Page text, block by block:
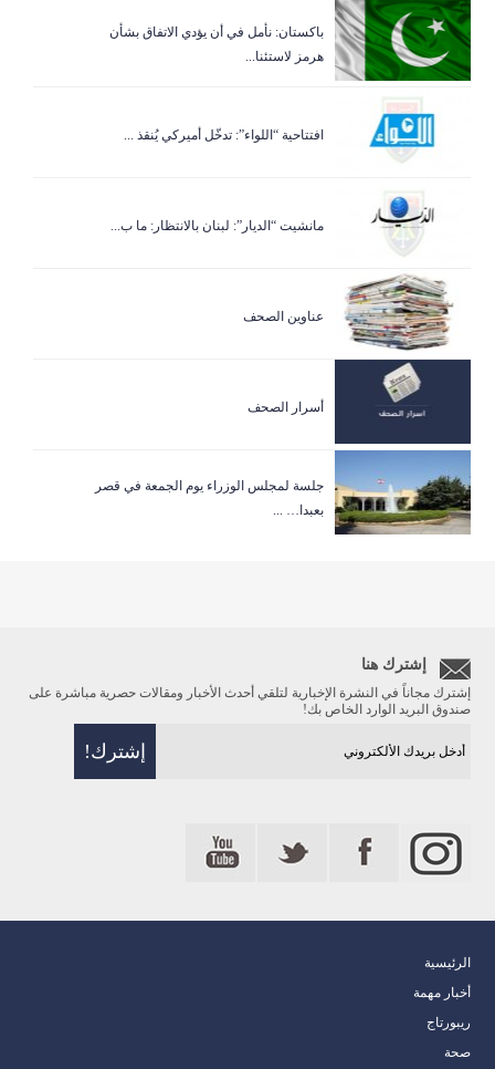
باكستان: نأمل في أن يؤدي الاتفاق بشأن
هرمز لاستئنا...
افتتاحية “اللواء”: تدخّل أميركي يُنقذ ...
مانشيت “الديار”: لبنان بالانتظار: ما ب...
عناوين الصحف
أسرار الصحف
جلسة لمجلس الوزراء يوم الجمعة في قصر
بعبدا… ...
إشترك هنا
إشترك مجاناً في النشرة الإخبارية لتلقي أحدث الأخبار ومقالات حصرية مباشرة على
صندوق البريد الوارد الخاص بك!
الرئيسية
أخبار مهمة
ريبورتاج
صحة